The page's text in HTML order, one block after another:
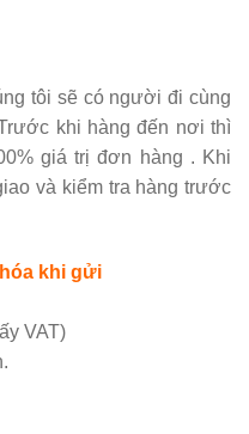
tôi sẽ có người đi cùng
khi hàng đến nơi thì
giá trị đơn hàng . Khi
và kiểm tra hàng trước
khi gửi
VAT)